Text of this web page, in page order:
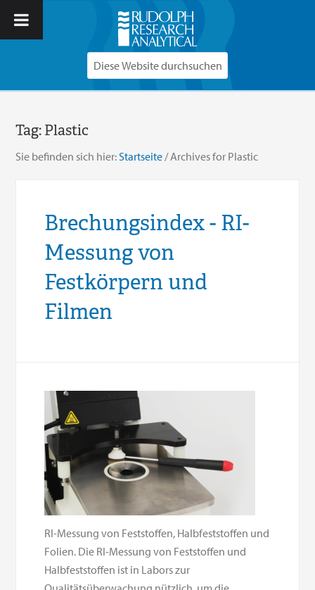
Tag:Plastic
Sie befinden sich hier: Startseite /Archives for Plastic
Brechungsindex - RI-
Messung von
Festkörpern und
Filmen
RI-Messung von Feststoffen, Halbfeststoffen und
Folien. Die RI-Messung von Feststoffen und
Halbfeststoffen ist in Labors zur